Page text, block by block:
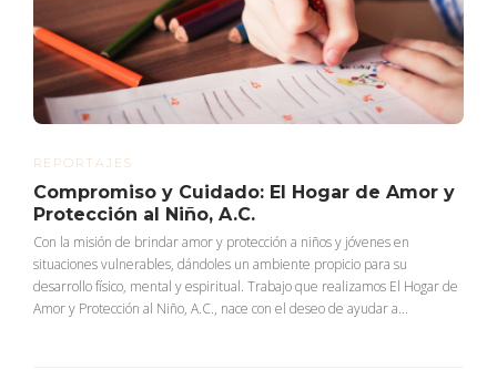
REPORTAJES
Compromiso y Cuidado: El Hogar de Amor y
Protección al Niño, A.C.
Con la misión de brindar amor y protección a niños y jóvenes en
situaciones vulnerables, dándoles un ambiente propicio para su
desarrollo físico, mental y espiritual. Trabajo que realizamos El Hogar de
Amor y Protección al Niño, A.C., nace con el deseo de ayudar a...